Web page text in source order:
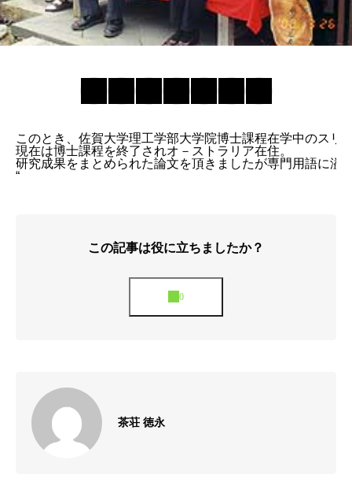
このとき、佐賀大学理工学部大学院博士課程在学中のス
現在は博士課程を終了されオ－ストラリア在住。
研究成果をまとめられた論文を頂きましたが専門用語に溢
“
この記事は役に立ちましたか？
茶荘 徳永